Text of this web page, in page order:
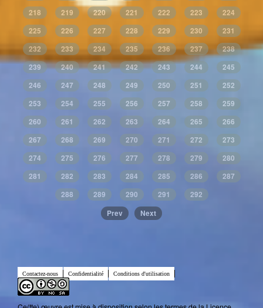
218
219 220 221 222 223
224
225
226 227 228 229 230
231
232
233 234 235 236 237
238
239
240 241 242 243 244
245
246
247 248 249 250 251
252
253
254 255 256 257 258
259
260
261 262 263 264 265
266
267
268 269 270 271 272
273
274
275 276 277 278 279
280
281
282 283 284 285 286
287
288
289 290 291
292
Prev
Next
Contactez-nous Confidentialité Conditions d'utilisation